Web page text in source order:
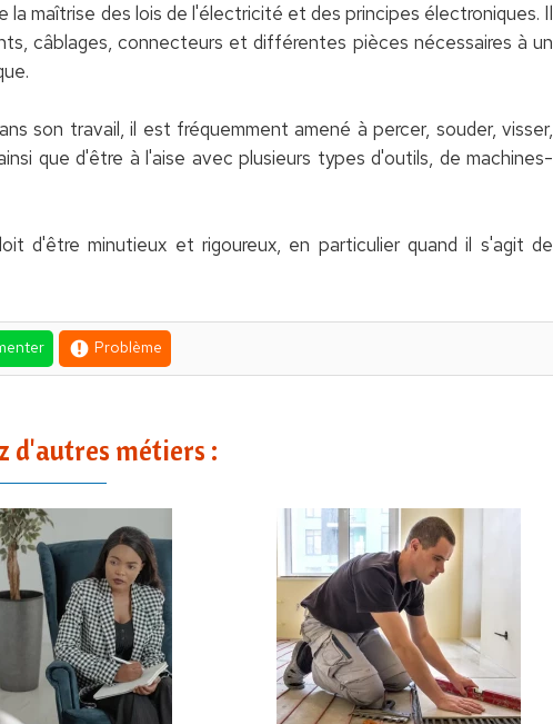
maîtrise des lois de l'électricité et des principes électroniques. Il
câblages, connecteurs et différentes pièces nécessaires à un
son travail, il est fréquemment amené à percer, souder, visser,
que d'être à l'aise avec plusieurs types d'outils, de machines-
d'être minutieux et rigoureux, en particulier quand il s'agit de
Problème
d'autres métiers :